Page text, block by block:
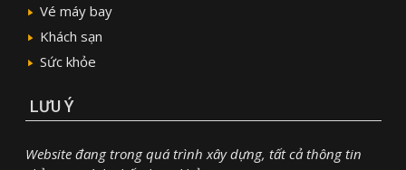
Vé máy bay
Khách sạn
Sức khỏe
LƯU Ý
Website đang trong quá trình xây dựng, tất cả thông tin